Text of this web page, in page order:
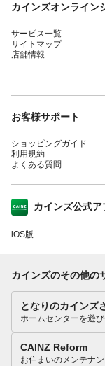
カインズオンライン
サービス一覧
サイトマップ
店舗情報
お客様サポート
ショッピングガイド
利用規約
よくある質問
カインズ公式ア
iOS版
カインズのその他の
となりのカインズ
ホームセンターを遊
CAINZ Reform
お住まいのメンテナ